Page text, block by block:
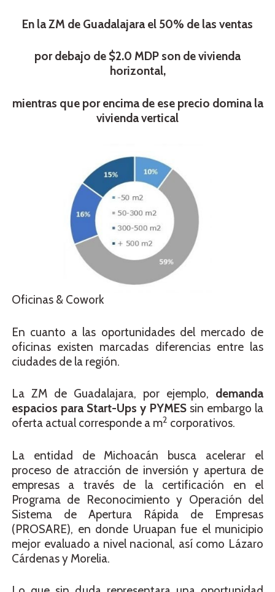
En la ZM de Guadalajara el 50% de las ventas
por debajo de $2.0 MDP son de vivienda
horizontal,
mientras que por encima de ese precio domina la
vivienda vertical
Oficinas & Cowork
En cuanto a las oportunidades del mercado de
oficinas existen marcadas diferencias entre las
ciudades de la región.
La ZM de Guadalajara, por ejemplo, demanda
espacios para Start-Ups y PYMESsin embargo la
oferta actual corresponde a m2 corporativos.
La entidad de Michoacán busca acelerar el
proceso de atracción de inversión y apertura de
empresas a través de la certificación en el
Programa de Reconocimiento y Operación del
Sistema de Apertura Rápida de Empresas
(PROSARE), en donde Uruapan fue el municipio
mejor evaluado a nivel nacional, así como Lázaro
Cárdenas y Morelia.